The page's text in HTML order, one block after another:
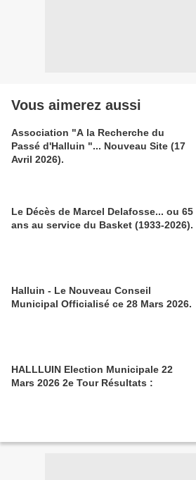
Vous aimerez aussi
Association "A la Recherche du
Passé d'Halluin "... Nouveau Site (17
Avril 2026).
Le Décès de Marcel Delafosse... ou 65
ans au service du Basket (1933-2026).
Halluin - Le Nouveau Conseil
Municipal Officialisé ce 28 Mars 2026.
HALLLUIN Election Municipale 22
Mars 2026 2e Tour Résultats :